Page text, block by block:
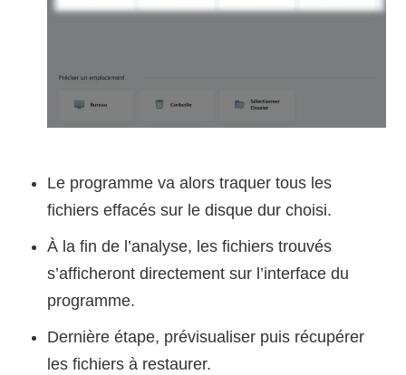
Le programme va alors traquer tous les
fichiers effacés sur le disque dur choisi.
À la fin de l’analyse, les fichiers trouvés
s’afficheront directement sur l’interface du
programme.
Dernière étape, prévisualiser puis récupérer
les fichiers à restaurer.